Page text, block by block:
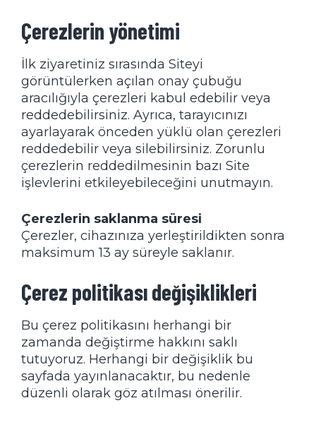
Çerezlerin yönetimi
İlk ziyaretiniz sırasında Siteyi
görüntülerken açılan onay çubuğu
aracılığıyla çerezleri kabul edebilir veya
reddedebilirsiniz. Ayrıca, tarayıcınızı
ayarlayarak önceden yüklü olan çerezleri
reddedebilir veya silebilirsiniz. Zorunlu
çerezlerin reddedilmesinin bazı Site
işlevlerini etkileyebileceğini unutmayın.
Çerezlerin saklanma süresi
Çerezler, cihazınıza yerleştirildikten sonra
maksimum 13 ay süreyle saklanır.
Çerez politikası değişiklikleri
Bu çerez politikasını herhangi bir
zamanda değiştirme hakkını saklı
tutuyoruz. Herhangi bir değişiklik bu
sayfada yayınlanacaktır, bu nedenle
düzenli olarak göz atılması önerilir.